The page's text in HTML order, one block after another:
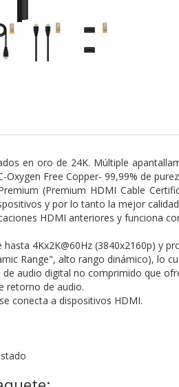
en oro de 24K. Múltiple
Oxygen Free Copper- 99,99% de
(Premium HDMI Cable
y por lo tanto la mejor
HDMI anteriores y funciona
4Kx2K@60Hz (3840x2160p) y
Range", alto rango dinámico), lo
audio digital no comprimido que
retorno de audio.
conecta a dispositivos HDMI.